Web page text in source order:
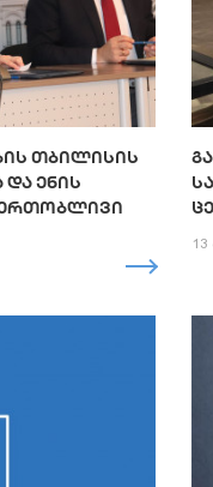
ᲗᲑᲘᲚᲘᲡᲘᲡ
ᲔᲜᲘᲡ
ᲔᲠᲗᲝᲑᲚᲘᲕᲘ